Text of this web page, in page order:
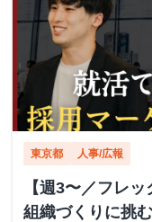
東京都 人事/広報
【週3〜／フレ
組織づくりに挑